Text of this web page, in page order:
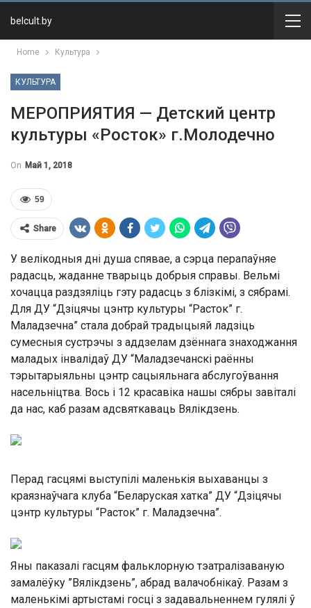
belcult.by
Home Культура
КУЛЬТУРА
МЕРОПРИЯТИЯ — Детский центр
культуры «Росток» г.Молодечно
On Май 1, 2018
59
Share
У велікодныя дні душа спявае, а сэрца перапаўняе
радасць, жаданне тварыць добрыя справы. Вельмі
хочацца раздзяліць гэту радасць з блізкімі, з сябрамі.
Для ДУ “Дзіцячы цэнтр культуры “Расток” г.
Маладзечна” стала добрай традыцыяй ладзіць
сумесныя сустрэчы з аддзелам дзённага знаходжання
маладых інвалідаў ДУ “Маладзечанскі раённы
тэрытарыяльны цэнтр сацыяльнага абслугоўвання
насельніцтва. Вось і 12 красавіка нашы сябры завіталі
да нас, каб разам адсвяткаваць Вялікдзень.
Перад гасцямі выступілі маленькія выхаванцы з
краязнаўчага клуба “Беларуская хатка” ДУ “Дзіцячы
цэнтр культуры “Расток” г. Маладзечна”.
Яны паказалі гасцям фальклорную тэатралізаваную
замалёўку ”Вялікдзень”, абрад валачобнікаў. Разам з
маленькімі артыстамі госці з задавальненнем гулялі ў